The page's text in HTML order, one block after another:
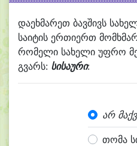
დაეხმარეთ ბავშივს
საიტის ერთიერთ
რომელი სახელი უფრო
გვარს: სისაური:
არ
თომა